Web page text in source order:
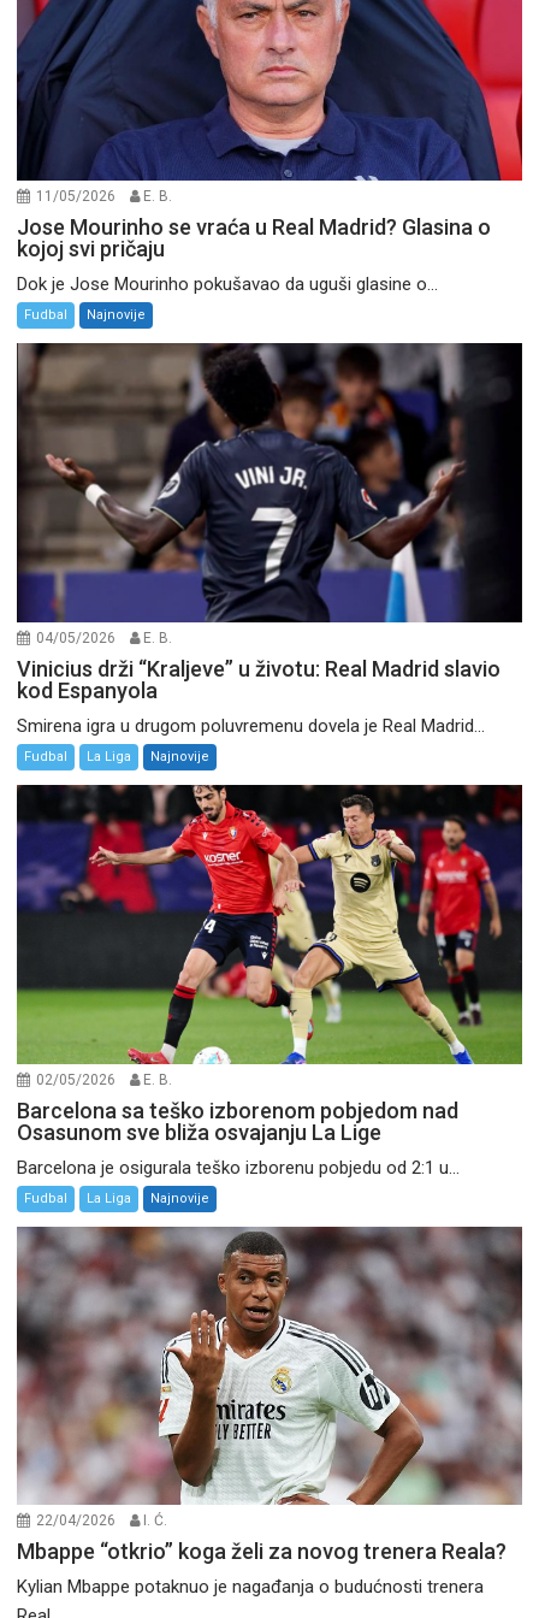
11/05/2026 E. B.
Jose Mourinho se vraća u Real Madrid? Glasina o
kojoj svi pričaju
Dok je Jose Mourinho pokušavao da uguši glasine o...
Fudbal Najnovije
04/05/2026 E. B.
Vinicius drži “Kraljeve” u životu: Real Madrid slavio
kod Espanyola
Smirena igra u drugom poluvremenu dovela je Real Madrid...
Fudbal La Liga Najnovije
02/05/2026 E. B.
Barcelona sa teško izborenom pobjedom nad
Osasunom sve bliža osvajanju La Lige
Barcelona je osigurala teško izborenu pobjedu od 2:1 u...
Fudbal La Liga Najnovije
22/04/2026 I. Ć.
Mbappe “otkrio” koga želi za novog trenera Reala?
Kylian Mbappe potaknuo je nagađanja o budućnosti trenera